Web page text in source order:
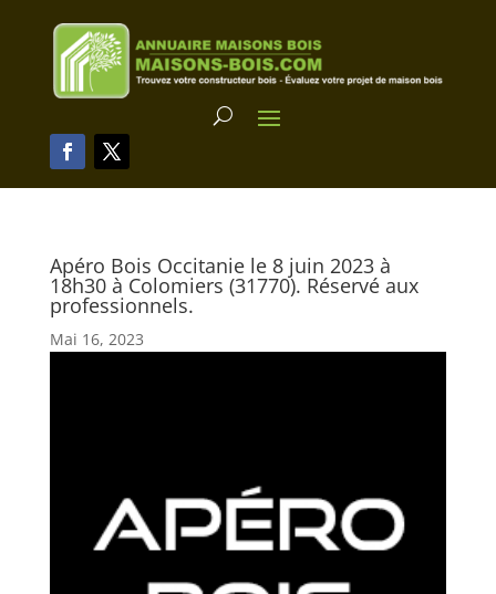
Apéro Bois Occitanie le 8 juin 2023 à
18h30 à Colomiers (31770). Réservé aux
professionnels.
Mai 16, 2023